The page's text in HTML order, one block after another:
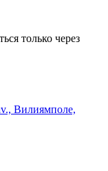
только через
Вилиямполе,